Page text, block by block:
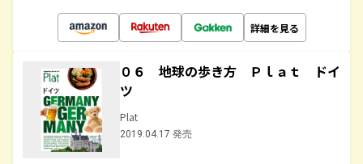
詳細を見る
０６ 地球の歩き方 Ｐｌａｔ ドイ
ツ
Plat
2019.04.17 発売